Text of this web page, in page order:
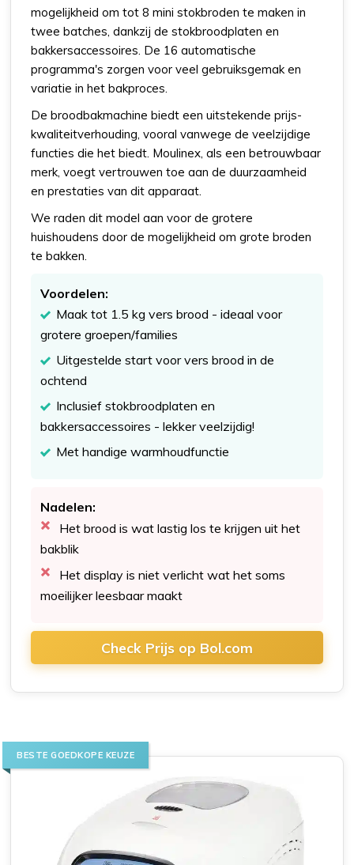
mogelijkheid om tot 8 mini stokbroden te maken in
twee batches, dankzij de stokbroodplaten en
bakkersaccessoires. De 16 automatische
programma's zorgen voor veel gebruiksgemak en
variatie in het bakproces.
De broodbakmachine biedt een uitstekende prijs-
kwaliteitverhouding, vooral vanwege de veelzijdige
functies die het biedt. Moulinex, als een betrouwbaar
merk, voegt vertrouwen toe aan de duurzaamheid
en prestaties van dit apparaat.
We raden dit model aan voor de grotere
huishoudens door de mogelijkheid om grote broden
te bakken.
Voordelen:
Maak tot 1.5 kg vers brood - ideaal voor
grotere groepen/families
Uitgestelde start voor vers brood in de
ochtend
Inclusief stokbroodplaten en
bakkersaccessoires - lekker veelzijdig!
Met handige warmhoudfunctie
Nadelen:
Het brood is wat lastig los te krijgen uit het
bakblik
Het display is niet verlicht wat het soms
moeilijker leesbaar maakt
Check Prijs op Bol.com
BESTE GOEDKOPE KEUZE